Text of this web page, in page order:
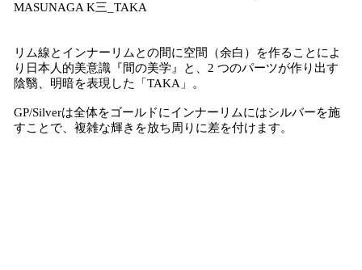
MASUNAGA K三_TAKA
リム線とインナーリムとの間に空間（余白）を作ることによ
り日本人的美意識『間の美学』と、2 つのパーツが作り出す
陰翳、明暗を表現した「TAKA」。
GP/Silverは全体をゴールドにインナーリムにはシルバーを施
すことで、複雑な輝きを放ち周りに差を付けます。